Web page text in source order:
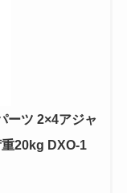
ーツ 2×4アジャ
20kg DXO-1